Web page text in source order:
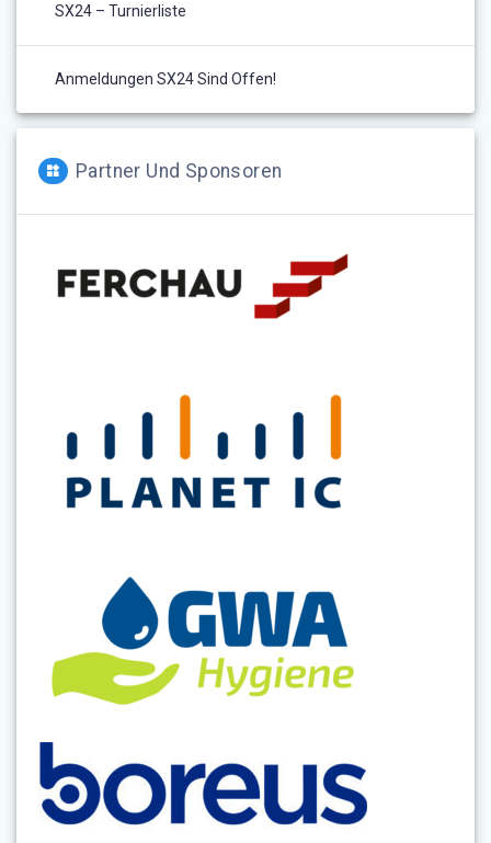
SX24 – Turnierliste
Anmeldungen SX24 Sind Offen!
Partner Und Sponsoren